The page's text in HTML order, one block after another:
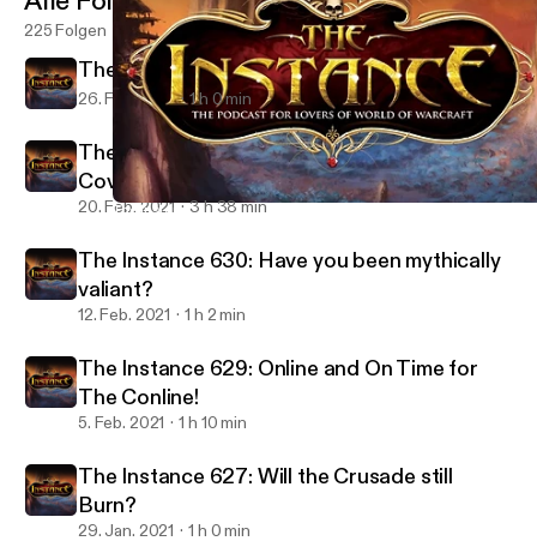
The Instance 631: Warcraft Junior
225 Folgen
The Instance 631: Warcraft Junior
26. Feb. 2021 1 h 0 min
The Instance: BlizzConline 2021 Co-
Coverage
20. Feb. 2021 3 h 38 min
The Instance 630: Have you been mythically
valiant?
12. Feb. 2021 1 h 2 min
The Instance 629: Online and On Time for
The Conline!
5. Feb. 2021 1 h 10 min
The Instance 627: Will the Crusade still
Burn?
29. Jan. 2021 1 h 0 min